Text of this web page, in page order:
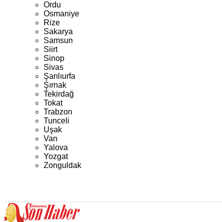
Ordu
Osmaniye
Rize
Sakarya
Samsun
Siirt
Sinop
Sivas
Şanlıurfa
Şırnak
Tekirdağ
Tokat
Trabzon
Tunceli
Uşak
Van
Yalova
Yozgat
Zonguldak